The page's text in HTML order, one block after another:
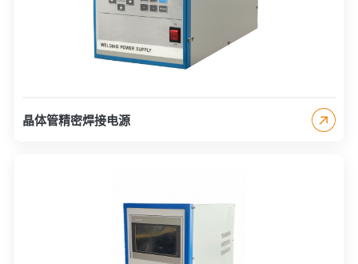
晶体管精密焊接电源